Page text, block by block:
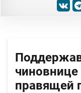
чиновнице
правящей